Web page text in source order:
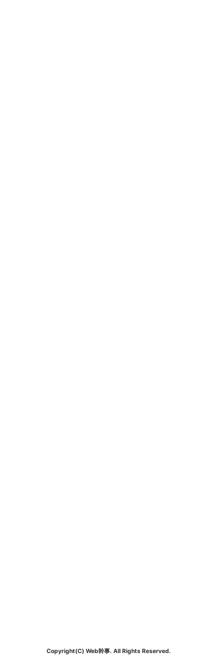
Copyright(C) Web幹事. All Rights Reserved.